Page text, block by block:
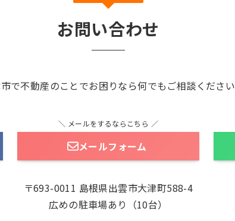
お問い合わせ
で不動産のことでお困りなら何でもご相談ください
＼ メールをするならこちら ／
メールフォーム
〒693-0011 島根県出雲市大津町588-4
広めの駐車場あり（10台）